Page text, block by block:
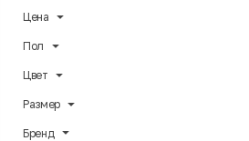
Цена
Пол
Цвет
Размер
Бренд